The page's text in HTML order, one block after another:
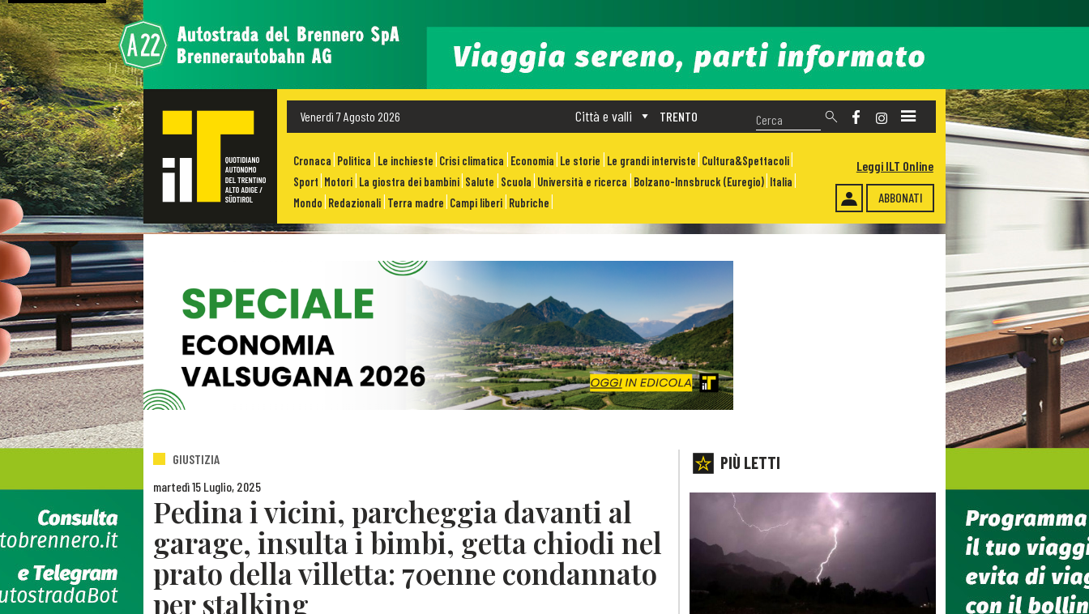
Venerdì 7 Agosto 2026 TRENTO
Città e valli
Cronaca Politica Le inchieste Crisi climatica Economia Le storie Le grandi interviste Cultura&Spettacoli
Sport Motori La giostra dei bambini Salute Scuola Università e ricerca Bolzano-Innsbruck (Euregio) Italia
Mondo Redazionali Terra madre Campi liberi Rubriche ABBONATI
Leggi ILT Online
GIUSTIZIA
martedì 15 Luglio, 2025
Pedina i vicini, parcheggia davanti al
garage, insulta i bimbi, getta chiodi nel
prato della villetta: 70enne condannato
per stalking
PIÙ LETTI